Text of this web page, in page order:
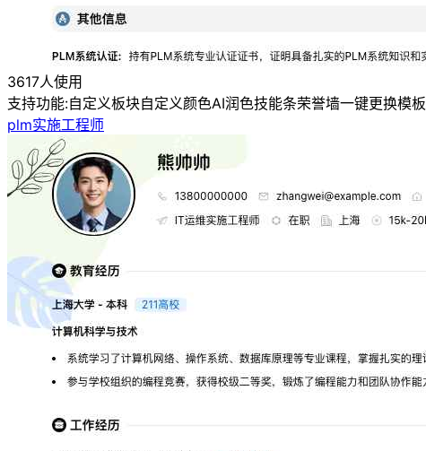
3617人使用
支持功能:自定义板块自定义颜色AI润色技能条荣誉墙一键更换模板
plm实施工程师